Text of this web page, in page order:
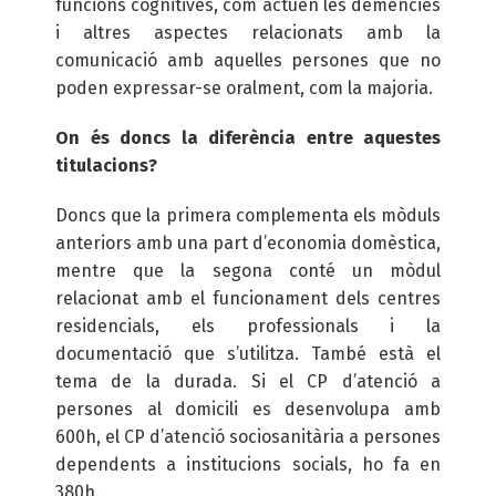
funcions cognitives, com actuen les demències
i altres aspectes relacionats amb la
comunicació amb aquelles persones que no
poden expressar-se oralment, com la majoria.
On és doncs la diferència entre aquestes
titulacions?
Doncs que la primera complementa els mòduls
anteriors amb una part d’economia domèstica,
mentre que la segona conté un mòdul
relacionat amb el funcionament dels centres
residencials, els professionals i la
documentació que s’utilitza. També està el
tema de la durada. Si el CP d’atenció a
persones al domicili es desenvolupa amb
600h, el CP d’atenció sociosanitària a persones
dependents a institucions socials, ho fa en